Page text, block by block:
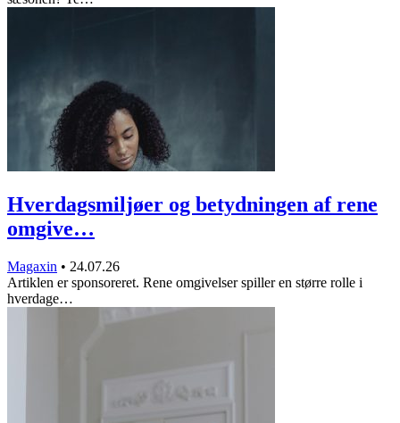
Hverdagsmiljøer og betydningen af rene
omgive…
Magaxin • 24.07.26
Artiklen er sponsoreret. Rene omgivelser spiller en større rolle i
hverdage…